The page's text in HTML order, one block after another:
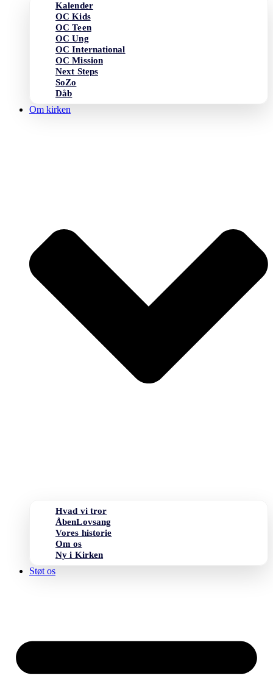
Kalender
OC Kids
OC Teen
OC Ung
OC International
OC Mission
Next Steps
SoZo
Dåb
Om kirken
Hvad vi tror
ÅbenLovsang
Vores historie
Om os
Ny i Kirken
Støt os